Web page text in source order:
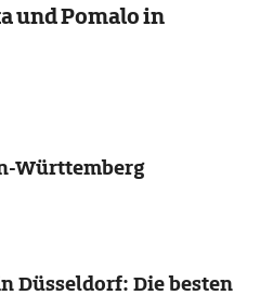
und Pomalo in
Württemberg
Düsseldorf: Die besten